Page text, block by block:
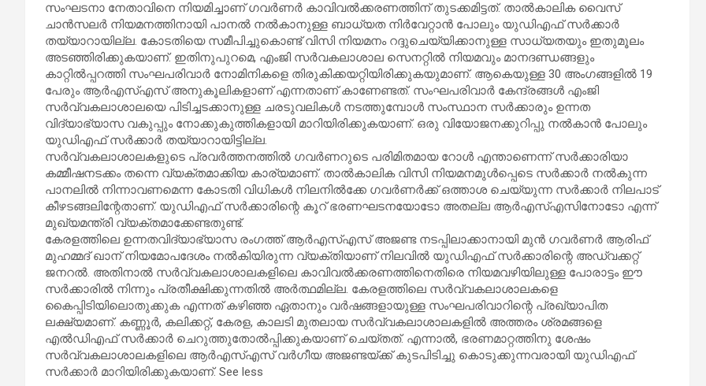
സംഘടനാ നേതാവിനെ നിയമിച്ചാണ് ഗവർണർ കാവിവൽക്കരണത്തിന് തുടക്കമിട്ടത്. താൽകാലിക വൈസ്
ചാൻസലർ നിയമനത്തിനായി പാനൽ നൽകാനുള്ള ബാധ്യത നിർവേറ്റാൻ പോലും യുഡിഎഫ് സർക്കാർ
തയ്യാറായില്ല. കോടതിയെ സമീപിച്ചുകൊണ്ട് വിസി നിയമനം റദ്ദുചെയ്യിക്കാനുള്ള സാധ്യതയും ഇതുമൂലം
അടഞ്ഞിരിക്കുകയാണ്. ഇതിനുപുറമെ, എംജി സർവകലാശാല സെനറ്റിൽ നിയമവും മാനദണ്ഡങ്ങളും
കാറ്റിൽപ്പറത്തി സംഘപരിവാർ നോമിനികളെ തിരുകിക്കയറ്റിയിരിക്കുകയുമാണ്. ആകെയുള്ള 30 അംഗങ്ങളിൽ 19
പേരും ആർഎസ്എസ് അനുകൂലികളാണ് എന്നതാണ് കാണേണ്ടത്. സംഘപരിവാർ കേന്ദ്രങ്ങൾ എംജി
സർവ്വകലാശാലയെ പിടിച്ചടക്കാനുള്ള ചരടുവലികൾ നടത്തുമ്പോൾ സംസ്ഥാന സർക്കാരും ഉന്നത
വിദ്യാഭ്യാസ വകുപ്പും നോക്കുകുത്തികളായി മാറിയിരിക്കുകയാണ്. ഒരു വിയോജനക്കുറിപ്പു നൽകാൻ പോലും
യുഡിഎഫ് സർക്കാർ തയ്യാറായിട്ടില്ല.
സർവ്വകലാശാലകളുടെ പ്രവർത്തനത്തിൽ ഗവർണറുടെ പരിമിതമായ റോൾ എന്താണെന്ന് സർക്കാരിയാ
കമ്മീഷനടക്കം തന്നെ വ്യക്തമാക്കിയ കാര്യമാണ്. താൽകാലിക വിസി നിയമനമുൾപ്പെടെ സർക്കാർ നൽകുന്ന
പാനലിൽ നിന്നാവണമെന്ന കോടതി വിധികൾ നിലനിൽക്കേ ഗവർണർക്ക് ഒത്താശ ചെയ്യുന്ന സർക്കാർ നിലപാട്
കീഴടങ്ങലിന്റേതാണ്. യുഡിഎഫ് സർക്കാരിന്റെ കൂറ് ഭരണഘടനയോടോ അതല്ല ആർഎസ്എസിനോടോ എന്ന്
മുഖ്യമന്ത്രി വ്യക്തമാക്കേണ്ടതുണ്ട്.
കേരളത്തിലെ ഉന്നതവിദ്യാഭ്യാസ രംഗത്ത് ആർഎസ്എസ് അജണ്ട നടപ്പിലാക്കാനായി മുൻ ഗവർണർ ആരിഫ്
മുഹമ്മദ്‌ ഖാന് നിയമോപദേശം നൽകിയിരുന്ന വ്യക്തിയാണ് നിലവിൽ യുഡിഎഫ് സർക്കാരിന്റെ അഡ്വക്കറ്റ്
ജനറൽ. അതിനാൽ സർവ്വകലാശാലകളിലെ കാവിവൽക്കരണത്തിനെതിരെ നിയമവഴിയിലുള്ള പോരാട്ടം ഈ
സർക്കാരിൽ നിന്നും പ്രതീക്ഷിക്കുന്നതിൽ അർത്ഥമില്ല. കേരളത്തിലെ സർവ്വകലാശാലകളെ
കൈപ്പിടിയിലൊതുക്കുക എന്നത് കഴിഞ്ഞ ഏതാനും വർഷങ്ങളായുള്ള സംഘപരിവാറിന്റെ പ്രഖ്യാപിത
ലക്ഷ്യമാണ്. കണ്ണൂർ, കലിക്കറ്റ്, കേരള, കാലടി മുതലായ സർവ്വകലാശാലകളിൽ അത്തരം ശ്രമങ്ങളെ
എൽഡിഎഫ് സർക്കാർ ചെറുത്തുതോൽപ്പിക്കുകയാണ് ചെയ്തത്. എന്നാൽ, ഭരണമാറ്റത്തിനു ശേഷം
സർവ്വകലാശാലകളിലെ ആർഎസ്എസ് വർഗീയ അജണ്ടയ്‌ക്ക് കുടപിടിച്ചു കൊടുക്കുന്നവരായി യുഡിഎഫ്
സർക്കാർ മാറിയിരിക്കുകയാണ്. See less